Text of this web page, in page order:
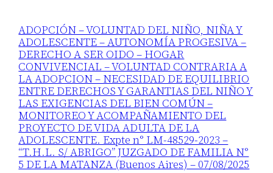
ADOPCIÓN – VOLUNTAD DEL NIÑO, NIÑA Y
ADOLESCENTE – AUTONOMÍA PROGESIVA –
DERECHO A SER OIDO – HOGAR
CONVIVENCIAL – VOLUNTAD CONTRARIA A
LA ADOPCION – NECESIDAD DE EQUILIBRIO
ENTRE DERECHOS Y GARANTIAS DEL NIÑO Y
LAS EXIGENCIAS DEL BIEN COMÚN –
MONITOREO Y ACOMPAÑAMIENTO DEL
PROYECTO DE VIDA ADULTA DE LA
ADOLESCENTE. Expte n° LM-48529-2023 –
“T.H.L. S/ ABRIGO” JUZGADO DE FAMILIA N°
5 DE LA MATANZA (Buenos Aires) – 07/08/2025